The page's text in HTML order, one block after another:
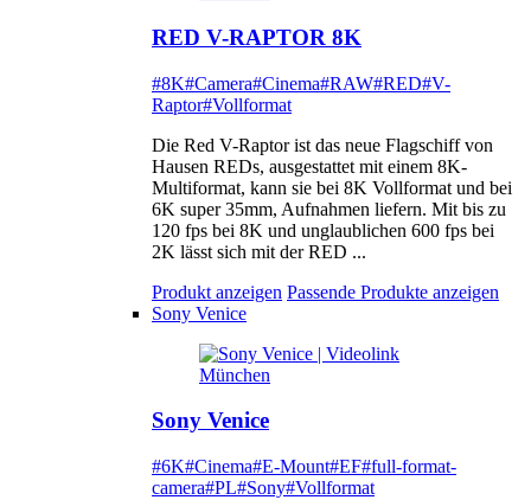
RED V-RAPTOR 8K
#8K#Camera#Cinema#RAW#RED#V-
Raptor#Vollformat
Die Red V-Raptor ist das neue Flagschiff von
Hausen REDs, ausgestattet mit einem 8K-
Multiformat, kann sie bei 8K Vollformat und bei
6K super 35mm, Aufnahmen liefern. Mit bis zu
120 fps bei 8K und unglaublichen 600 fps bei
2K lässt sich mit der RED ...
Produkt anzeigen Passende Produkte anzeigen
Sony Venice
Sony Venice
#6K#Cinema#E-Mount#EF#full-format-
camera#PL#Sony#Vollformat